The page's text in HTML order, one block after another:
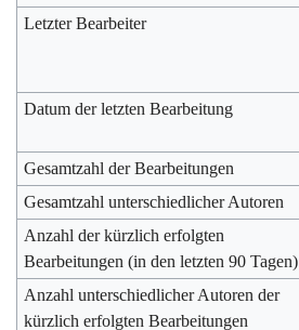
Letzter Bearbeiter
Datum der letzten Bearbeitung
Gesamtzahl der Bearbeitungen
Gesamtzahl unterschiedlicher Autoren
Anzahl der kürzlich erfolgten
Bearbeitungen (in den letzten 90 Tagen)
Anzahl unterschiedlicher Autoren der
kürzlich erfolgten Bearbeitungen